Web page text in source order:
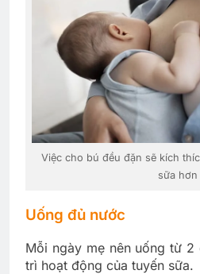
Việc cho bú đều đặn sẽ kích
sữa hơn
Uống đủ nước
Mỗi ngày mẹ nên uống từ
trì hoạt động của tuyến sữa.